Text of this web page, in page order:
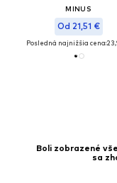
MINUS
Od 21,51 €
Posledná najnižšia cena:
Boli zobrazené
sa